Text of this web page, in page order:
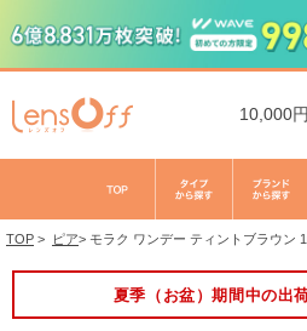
10,000
TOP > ピア> モラク ワンデー ティントブラウン
夏季（お盆）期間中の出